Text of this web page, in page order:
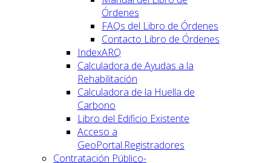
Órdenes
FAQs del Libro de Órdenes
Contacto Libro de Órdenes
IndexARQ
Calculadora de Ayudas a la
Rehabilitación
Calculadora de la Huella de
Carbono
Libro del Edificio Existente
Acceso a
GeoPortal.Registradores
Contratación Público-